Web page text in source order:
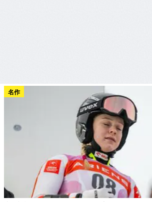
名作